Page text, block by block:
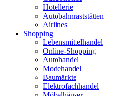
Hotellerie
Autobahnraststätten
Airlines
Shopping
Lebensmittelhandel
Online-Shopping
Autohandel
Modehandel
Baumärkte
Elektrofachhandel